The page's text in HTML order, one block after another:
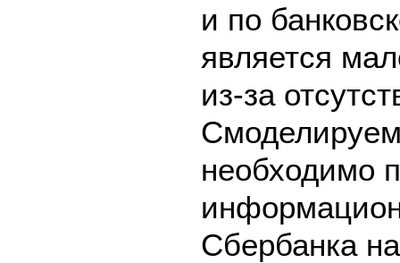
и по
является
из-за
необходимо
Сбербанка